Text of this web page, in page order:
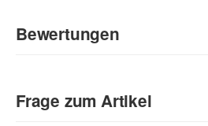
Bewertungen
Sie Anderen bei der Kaufentscheidung:
Frage zum Artikel